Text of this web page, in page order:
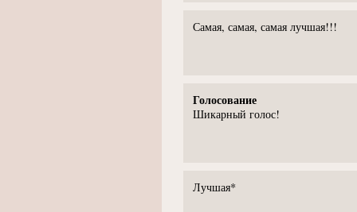
Самая, самая, самая лучшая!!!
Голосование
Шикарный голос!
Лучшая*